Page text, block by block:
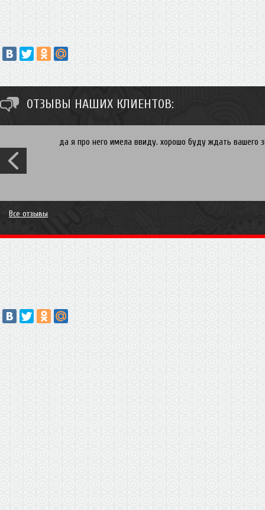
ОТЗЫВЫ НАШИХ КЛИЕНТОВ:
да я про него имела ввиду. хорошо буду ждать вашего
Все отзывы